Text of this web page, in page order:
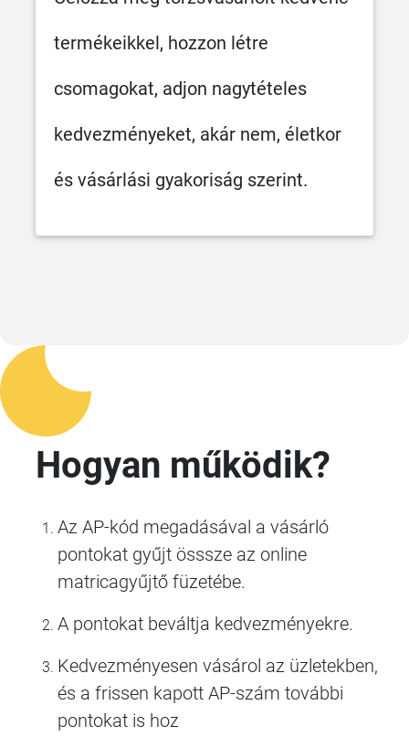
termékeikkel, hozzon létre
csomagokat, adjon nagytételes
kedvezményeket, akár nem, életkor
és vásárlási gyakoriság szerint.
Hogyan működik?
Az AP-kód megadásával a vásárló
pontokat gyűjt össsze az online
matricagyűjtő füzetébe.
A pontokat beváltja kedvezményekre.
Kedvezményesen vásárol az üzletekben,
és a frissen kapott AP-szám további
pontokat is hoz